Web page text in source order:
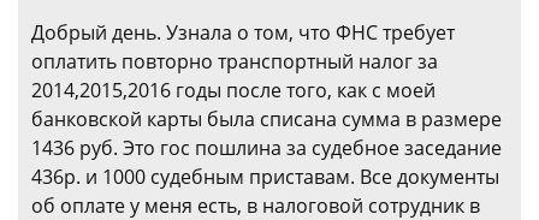
Добрый день. Узнала о том, что ФНС требует
оплатить повторно транспортный налог за
2014,2015,2016 годы после того, как с моей
банковской карты была списана сумма в размере
1436 руб. Это гос пошлина за судебное заседание
436р. и 1000 судебным приставам. Все документы
об оплате у меня есть, в налоговой сотрудник в